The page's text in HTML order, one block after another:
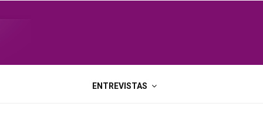
ENTREVISTAS